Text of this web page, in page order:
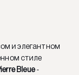
и элегантном
стиле
Bleue-